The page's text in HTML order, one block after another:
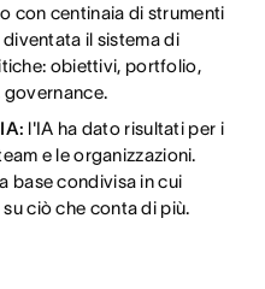
con centinaia di strumenti
il sistema di
obiettivi, portfolio,
governance.
l'IA ha dato risultati per i
e le organizzazioni.
base condivisa in cui
ciò che conta di più.